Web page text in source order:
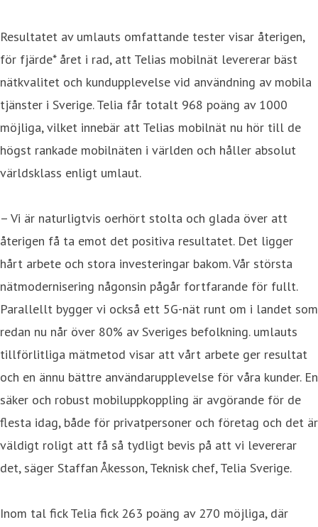
Resultatet av umlauts omfattande tester visar återigen,
för fjärde* året i rad, att Telias mobilnät levererar bäst
nätkvalitet och kundupplevelse vid användning av mobila
tjänster i Sverige. Telia får totalt 968 poäng av 1000
möjliga, vilket innebär att Telias mobilnät nu hör till de
högst rankade mobilnäten i världen och håller absolut
världsklass enligt umlaut.
– Vi är naturligtvis oerhört stolta och glada över att
återigen få ta emot det positiva resultatet. Det ligger
hårt arbete och stora investeringar bakom. Vår största
nätmodernisering någonsin pågår fortfarande för fullt.
Parallellt bygger vi också ett 5G-nät runt om i landet som
redan nu når över 80% av Sveriges befolkning. umlauts
tillförlitliga mätmetod visar att vårt arbete ger resultat
och en ännu bättre användarupplevelse för våra kunder. En
säker och robust mobiluppkoppling är avgörande för de
flesta idag, både för privatpersoner och företag och det är
väldigt roligt att få så tydligt bevis på att vi levererar
det, säger Staffan Åkesson, Teknisk chef, Telia Sverige.
Inom tal fick Telia fick 263 poäng av 270 möjliga, där